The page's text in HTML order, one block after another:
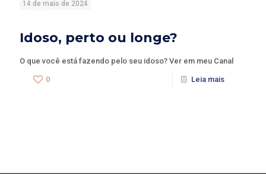
14 de maio de 2024
Idoso, perto ou longe?
O que você está fazendo pelo seu idoso? Ver em meu Canal
0 Leia mais